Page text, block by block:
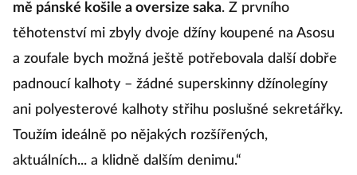
mě pánské košile a oversize saka. Z prvního
těhotenství mi zbyly dvoje džíny koupené na Asosu
a zoufale bych možná ještě potřebovala další dobře
padnoucí kalhoty – žádné superskinny džínolegíny
ani polyesterové kalhoty střihu poslušné sekretářky.
Toužím ideálně po nějakých rozšířených,
aktuálních... a klidně dalším denimu.“